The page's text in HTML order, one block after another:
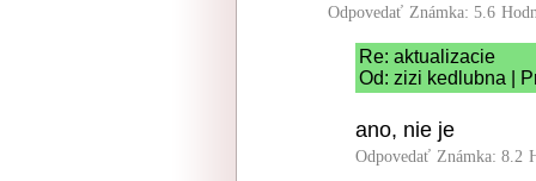
Odpovedať Známka: 5.6
Re: aktualizacie
Od: zizi kedlubna |
ano, nie je
Odpovedať Známka: 8.2